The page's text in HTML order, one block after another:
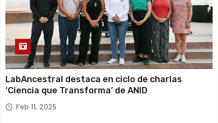
LabAncestral destaca en ciclo de charlas
‘Ciencia que Transforma’ de ANID
Feb 11, 2025